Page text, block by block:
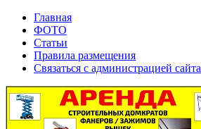
Главная
ФОТО
Статьи
Правила размещения
Связаться с администрацией сайта